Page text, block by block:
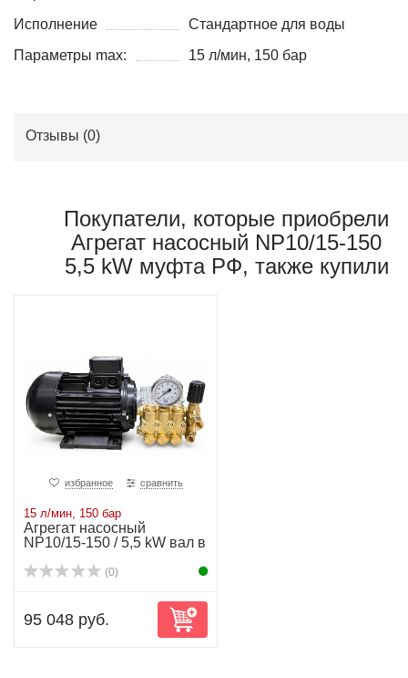
Исполнение
Стандартное для воды
Параметры max:
15 л/мин, 150 бар
Отзывы (0)
Покупатели, которые приобрели
Агрегат насосный NP10/15-150
5,5 kW муфта РФ, также купили
избранное сравнить
15 л/мин, 150 бар
Агрегат насосный
NP10/15-150 / 5,5 kW вал в
(0)
95 048 руб.